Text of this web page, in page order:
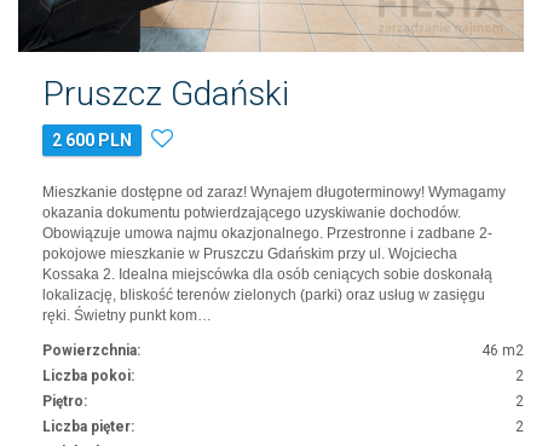
Pruszcz Gdański
2 600 PLN
Mieszkanie dostępne od zaraz! Wynajem długoterminowy! Wymagamy
okazania dokumentu potwierdzającego uzyskiwanie dochodów.
Obowiązuje umowa najmu okazjonalnego. Przestronne i zadbane 2-
pokojowe mieszkanie w Pruszczu Gdańskim przy ul. Wojciecha
Kossaka 2. Idealna miejscówka dla osób ceniących sobie doskonałą
lokalizację, bliskość terenów zielonych (parki) oraz usług w zasięgu
ręki. Świetny punkt kom…
Powierzchnia:
46 m2
Liczba pokoi:
2
Piętro:
2
Liczba pięter:
2